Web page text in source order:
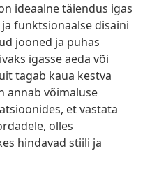
ideaalne täiendus igas
funktsionaalse disaini
jooned ja puhas
igasse aeda või
tagab kaua kestva
annab võimaluse
et vastata
olles
hindavad stiili ja